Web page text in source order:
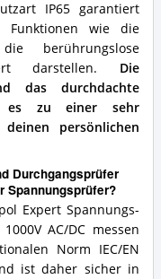
IP65 garantiert
Funktionen wie die
berührungslose
darstellen. Die
das durchdachte
es zu einer sehr
persönlichen
Durchgangsprüfer
Spannungsprüfer?
Expert Spannungs-
AC/DC messen
Norm IEC/EN
ist daher sicher in